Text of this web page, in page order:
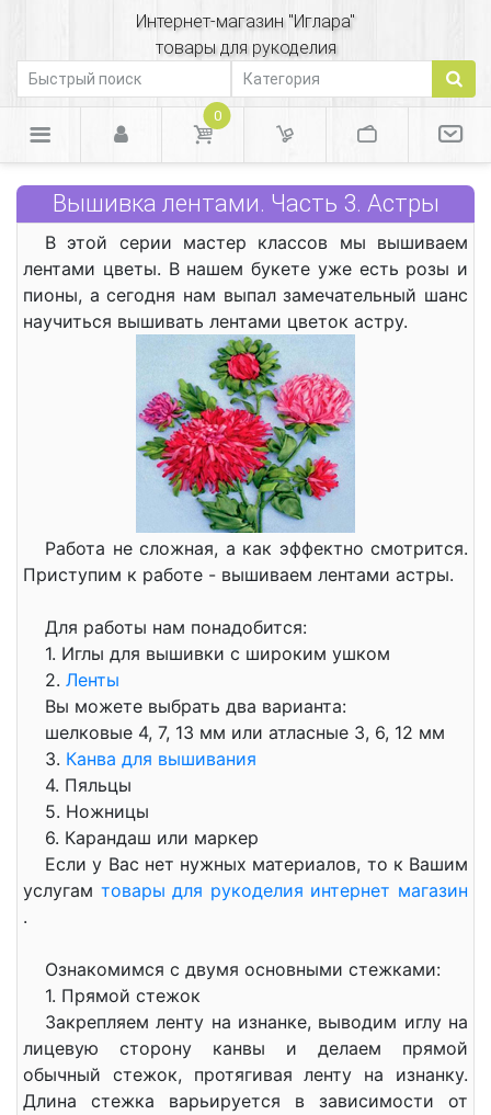
Интернет-магазин "Иглара"
товары для рукоделия
0
Вышивка лентами. Часть 3. Астры
В этой серии мастер классов мы вышиваем
лентами цветы. В нашем букете уже есть розы и
пионы, а сегодня нам выпал замечательный шанс
научиться вышивать лентами цветок астру.
Работа не сложная, а как эффектно смотрится.
Приступим к работе - вышиваем лентами астры.
Для работы нам понадобится:
1. Иглы для вышивки с широким ушком
2. Ленты
Вы можете выбрать два варианта:
шелковые 4, 7, 13 мм или атласные 3, 6, 12 мм
3. Канва для вышивания
4. Пяльцы
5. Ножницы
6. Карандаш или маркер
Если у Вас нет нужных материалов, то к Вашим
услугам товары для рукоделия интернет магазин
.
Ознакомимся с двумя основными стежками:
1. Прямой стежок
Закрепляем ленту на изнанке, выводим иглу на
лицевую сторону канвы и делаем прямой
обычный стежок, протягивая ленту на изнанку.
Длина стежка варьируется в зависимости от